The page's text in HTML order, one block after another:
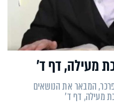
מעילה, דף ד’
המבאר את הנושאים
מעילה, דף ד'